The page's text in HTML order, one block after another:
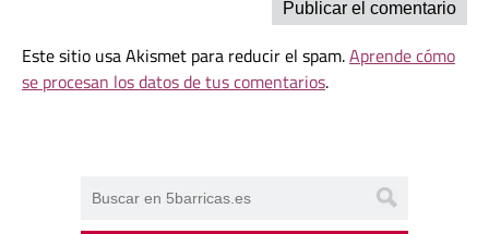
Este sitio usa Akismet para reducir el spam.Aprende cómo
se procesan los datos de tus comentarios.